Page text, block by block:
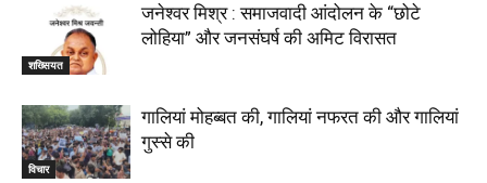
शख्सियत
जनेश्वर मिश्र : समाजवादी आंदोलन के “छोटे
लोहिया” और जनसंघर्ष की अमिट विरासत
विचार
गालियां मोहब्बत की, गालियां नफरत की और गालियां
गुस्से की